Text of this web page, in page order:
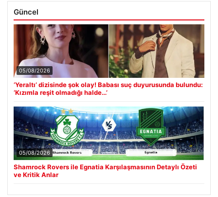
Güncel
05/08/2026
‘Yeraltı’ dizisinde şok olay! Babası suç duyurusunda bulundu:
‘Kızımla reşit olmadığı halde…’
05/08/2026
Shamrock Rovers ile Egnatia Karşılaşmasının Detaylı Özeti
ve Kritik Anlar